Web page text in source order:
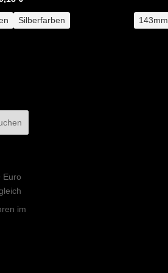
Preis
ist:
Silberfarben 143mm
Euro
im